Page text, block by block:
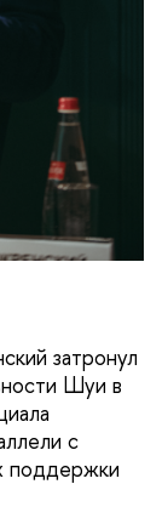
затронул
Шуи в
с
поддержки